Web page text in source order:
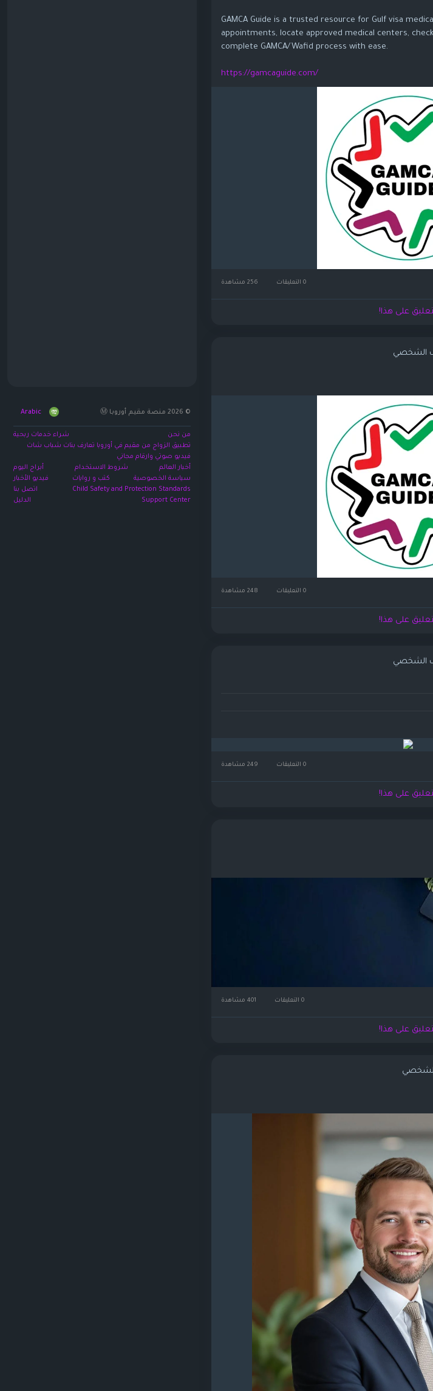
GAMCA Guide is a trusted resource for Gulf visa
appointments, locate approved medical centers,
complete GAMCA/Wafid process with ease.
https://gamcaguide.com/
0 التعليقات
على هذا!
الشخصي
0 التعليقات
على هذا!
الشخصي
0 التعليقات
على هذا!
0 التعليقات
على هذا!
© 2026 منصة مقيم أوروبا Ⓜ️ Arabic
من نحن
شراء خدمات ربحية
تطبيق الزواج من مقيم في أوروبا تعارف بنات شباب شات
فيديو صوتي وارقام مجاني
أخبار العالم
شروط الاستخدام
أبراج اليوم
سياسة الخصوصية
كتب و روايات
فيديو الأخبار
Child Safety and Protection Standards
اتصل بنا
Support Center
الدليل